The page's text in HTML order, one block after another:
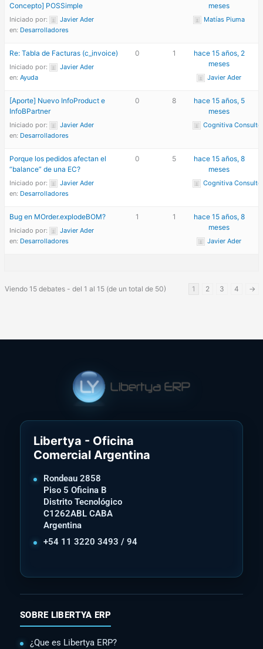
Concepto] POSSimple
Iniciado por:
Javier Ader
en: Desarrolladores
meses
Matías Piuma
Re: Tabla de Facturas (c_invoice)
Iniciado por:
Javier Ader
en:Ayuda
0 1
hace 15 años, 2
meses
Javier Ader
[Aporte] Nuevo InfoProduct e
InfoBPartner
Iniciado por:
Javier Ader
en: Desarrolladores
0 8
hace 15 años, 5
meses
Cognitiva
Porque los pedidos afectan el
“balance” de una EC?
Iniciado por:
Javier Ader
en: Desarrolladores
0 5
hace 15 años, 8
meses
Cognitiva
Bug en MOrder.explodeBOM?
Iniciado por:
Javier Ader
en: Desarrolladores
1 1
hace 15 años, 8
meses
Javier Ader
Viendo 15 debates - del 1 al 15 (de un total de 50) 1 2 3 4 →
Libertya - Oficina
Comercial Argentina
Rondeau 2858
Piso 5 Oficina B
Distrito Tecnológico
C1262ABL CABA
Argentina
+54 11 3220 3493 / 94
SOBRE LIBERTYA ERP
¿Que es Libertya ERP?